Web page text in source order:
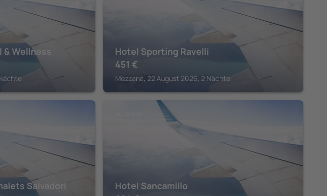
Wellness
Hotel Sporting Ravelli
451 €
Mezzana, 22 August 2026, 2 Nächte
Salvadori
Hotel Sancamillo